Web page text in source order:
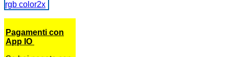
Pagamenti con
App IO